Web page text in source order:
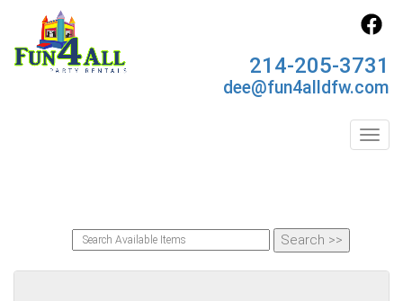
214-205-3731
dee@fun4alldfw.com